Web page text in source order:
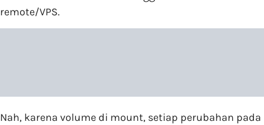
remote/VPS.
Nah, karena volume di mount, setiap perubahan pada